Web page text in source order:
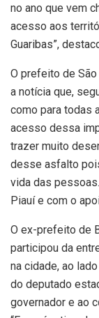
no ano que vem
acesso aos
Guaribas”,
O prefeito de
a notícia que,
como para todas
acesso dessa
trazer muito
desse asfalto
vida das
Piauí e com o
O ex-prefeito de
participou da
na cidade, ao
do deputado
governador e ao